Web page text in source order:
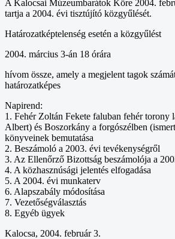
A Kalocsai Múzeumbarátok Köre 2004.
tartja a 2004. évi tisztújító közgyűlését.
Határozatképtelenség esetén a közgyűlést
2004. március 3-án 18 órára
hívom össze, amely a megjelent tagok
határozatképes
Napirend:
1. Fehér Zoltán Fekete faluban fehér
Albert) és Boszorkány a forgószélben
könyveinek bemutatása
2. Beszámoló a 2003. évi tevékenységről
3. Az Ellenőrző Bizottság beszámolója a
4. A közhasznúsági jelentés elfogadása
5. A 2004. évi munkaterv
6. Alapszabály módosítása
7. Vezetőségválasztás
8. Egyéb ügyek
Kalocsa, 2004. február 3.